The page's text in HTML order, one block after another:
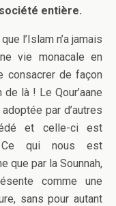
entière.
l’Islam n’a jamais
vie monacale en
consacrer de façon
là ! Le Qour’aane
par d’autres
et celle-ci est
Ce qui nous est
que par la Sounnah,
comme une
sans pour autant